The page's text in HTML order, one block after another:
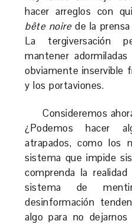
hacer arreglos con
bête noirede la prensa
La tergiversación
mantener
obviamente inservible
y los portaviones.
Consideremos
¿Podemos hacer
atrapados, como los
sistema que impide
comprenda la
sistema de
desinformación
algo para no